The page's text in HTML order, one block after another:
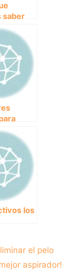
saber
para
y
tus
a
foco
los
en
el pelo
aspirador!